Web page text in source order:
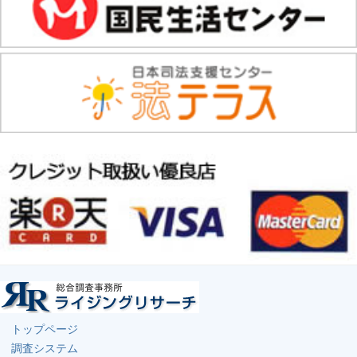
トップページ
調査システム